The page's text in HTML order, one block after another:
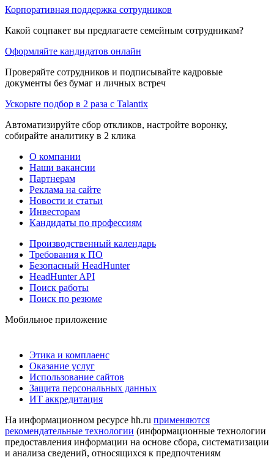
Корпоративная поддержка сотрудников
Какой соцпакет вы предлагаете семейным сотрудникам?
Оформляйте кандидатов онлайн
Проверяйте сотрудников и подписывайте кадровые
документы без бумаг и личных встреч
Ускорьте подбор в 2 раза с Talantix
Автоматизируйте сбор откликов, настройте воронку,
собирайте аналитику в 2 клика
О компании
Наши вакансии
Партнерам
Реклама на сайте
Новости и статьи
Инвесторам
Кандидаты по профессиям
Производственный календарь
Требования к ПО
Безопасный HeadHunter
HeadHunter API
Поиск работы
Поиск по резюме
Мобильное приложение
Этика и комплаенс
Оказание услуг
Использование сайтов
Защита персональных данных
ИТ аккредитация
На информационном ресурсе hh.ru применяются
рекомендательные технологии (информационные технологии
предоставления информации на основе сбора, систематизации
и анализа сведений, относящихся к предпочтениям